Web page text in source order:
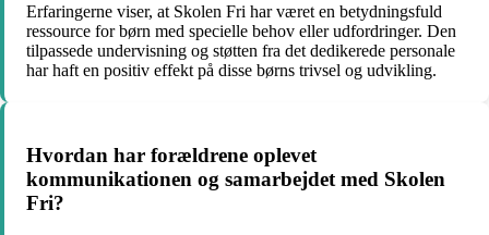
Erfaringerne viser, at Skolen Fri har været en betydningsfuld
ressource for børn med specielle behov eller udfordringer. Den
tilpassede undervisning og støtten fra det dedikerede personale
har haft en positiv effekt på disse børns trivsel og udvikling.
Hvordan har forældrene oplevet
kommunikationen og samarbejdet med Skolen
Fri?